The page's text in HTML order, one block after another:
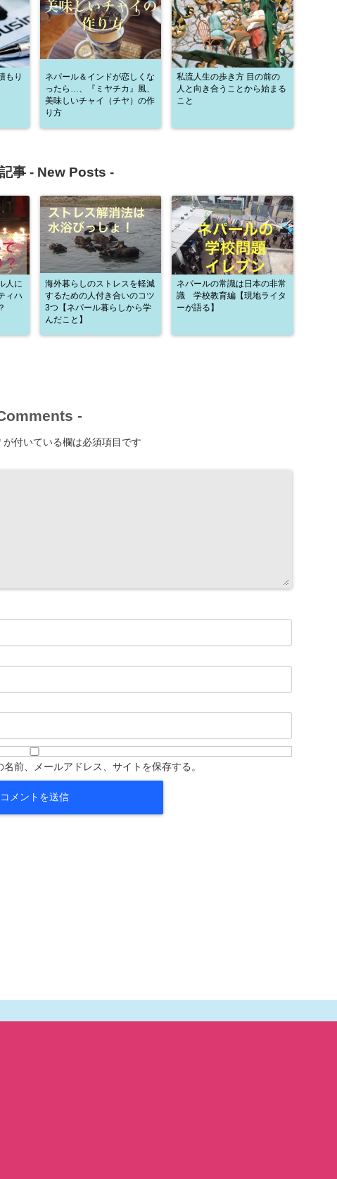
もり
ネパール＆インドが恋しくな
ったら…、『ミヤチカ』風、
美味しいチャイ（チヤ）の作
り方
私流人生の歩き方 目の前の
人と向き合うことから始まる
こと
事 - New Posts -
人に
ィハ
海外暮らしのストレスを軽減
するための人付き合いのコツ
3つ【ネパール暮らしから学
んだこと】
ネパールの常識は日本の非常
識 学校教育編【現地ライタ
ーが語る】
-
が付いている欄は必須項目です
前、メールアドレス、サイトを保存する。